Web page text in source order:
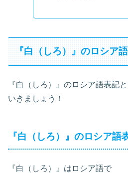
『白（しろ）』のロシア
『白（しろ）』のロシア語表記
いきましょう！
『白（しろ）』のロシア語
『白（しろ）』はロシア語で